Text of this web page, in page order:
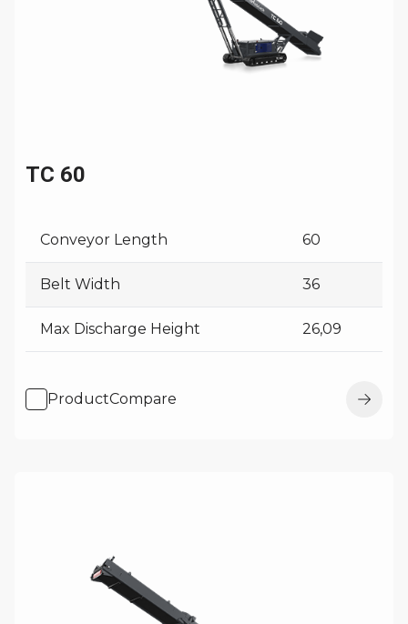
TC 60
Conveyor Length 60
Belt Width 36
Max Discharge Height 26,09
ProductCompare